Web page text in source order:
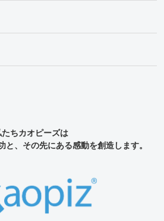
たちカオピーズは
と、その先にある感動を創造します。